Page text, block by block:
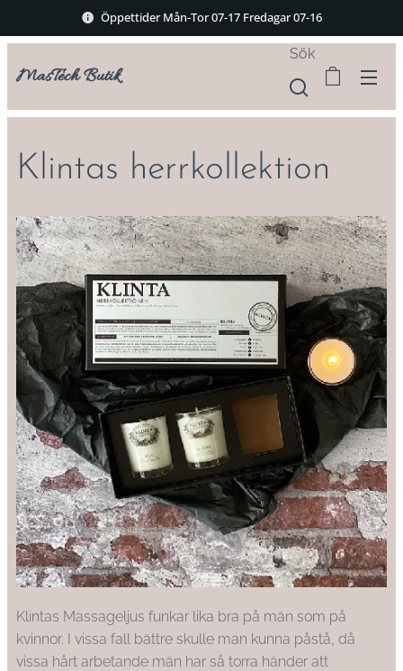
Öppettider Mån-Tor 07-17 Fredagar 07-16
MasTech Butik
Sök
Klintas herrkollektion
Klintas Massageljus funkar lika bra på män som på
kvinnor. I vissa fall bättre skulle man kunna påstå, då
vissa hårt arbetande män har så torra händer att